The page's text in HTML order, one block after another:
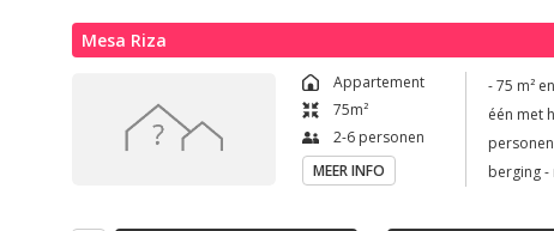
We nodigen je van harte uit om op je gemak onze site
als gast verwelkomen...
Mocht je nog vragen hebben, neem dan gerust contact met
Mesa Riza
Appartement
75m²
2-6 personen
MEER INFO
- 75 m² en wijde
één met hemelbed - 2
personen - compleet ingerichte keuken - luxueus salon - compacte